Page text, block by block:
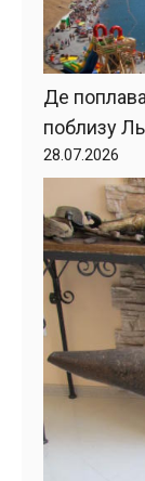
Де
поблизу
28.07.2026